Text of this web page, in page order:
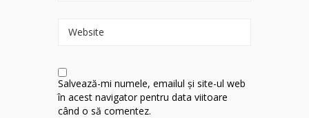
Website
Salvează-mi numele, emailul și site-ul web
în acest navigator pentru data viitoare
când o să comentez.